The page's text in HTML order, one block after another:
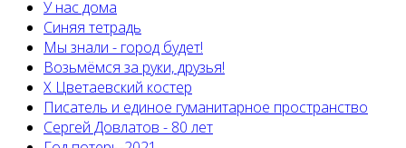
У нас дома
Синяя тетрадь
Мы знали - город будет!
Возьмёмся за руки, друзья!
X Цветаевский костер
Писатель и единое гуманитарное пространство
Сергей Довлатов - 80 лет